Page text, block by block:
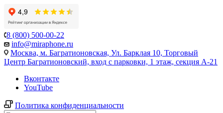
8 (800) 500-00-22
info@miraphone.ru
Москва, м. Багратионовская, Ул. Барклая 10, Торговый
Центр Багратионовский, вход с парковки, 1 этаж, секция А-21
Вконтакте
YouTube
Политика конфиденциальности